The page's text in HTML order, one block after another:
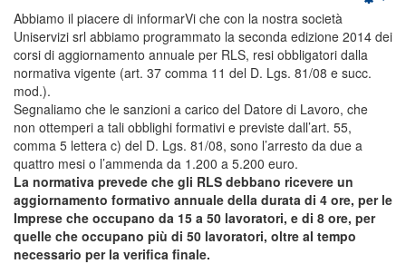
Abbiamo il piacere di informarVi che con la nostra società
Uniservizi srl abbiamo programmato la seconda edizione 2014 dei
corsi di aggiornamento annuale per RLS, resi obbligatori dalla
normativa vigente (art. 37 comma 11 del D. Lgs. 81/08 e succ.
mod.).
Segnaliamo che le sanzioni a carico del Datore di Lavoro, che
non ottemperi a tali obblighi formativi e previste dall’art. 55,
comma 5 lettera c) del D. Lgs. 81/08, sono l’arresto da due a
quattro mesi o l’ammenda da 1.200 a 5.200 euro.
La normativa prevede che gli RLS debbano ricevere un
aggiornamento formativo annuale della durata di 4 ore, per le
Imprese che occupano da 15 a 50 lavoratori, e di 8 ore, per
quelle che occupano più di 50 lavoratori, oltre al tempo
necessario per la verifica finale.